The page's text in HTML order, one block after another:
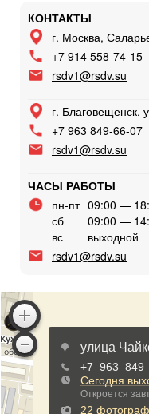
КОНТАКТЫ
г. Москва,
+7 914 558-74-15
rsdv1@rsdv.su
г. Благовещенск,
+7 963 849-66-07
rsdv1@rsdv.su
ЧАСЫ РАБОТЫ
пн-пт 09:00 —
сб
09:00 —
вс
выходной
rsdv1@rsdv.su